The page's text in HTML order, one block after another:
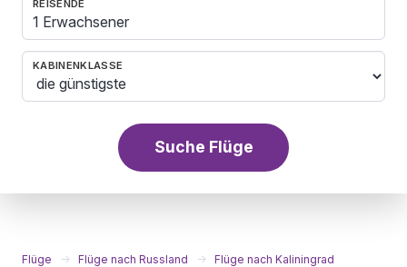
REISENDE
1 Erwachsener
KABINENKLASSE
Suche Flüge
Flüge Flüge nach Russland
Flüge nach Kaliningrad